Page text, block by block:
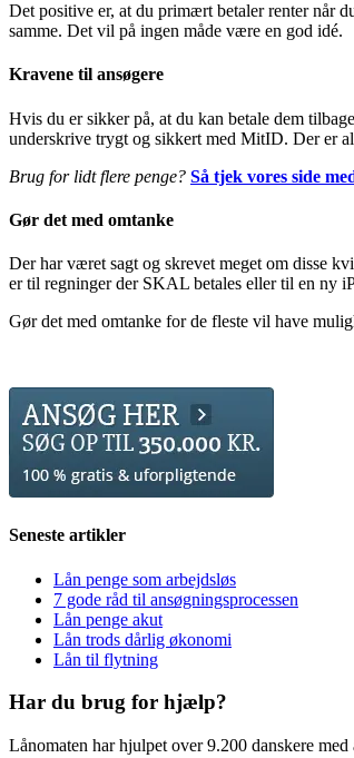
Det positive er, at du primært betaler renter når
samme. Det vil på ingen måde være en god idé.
Kravene til ansøgere
Hvis du er sikker på, at du kan betale dem
underskrive trygt og sikkert med MitID. Der er
Brug for lidt flere penge? Så tjek vores side
Gør det med omtanke
Der har været sagt og skrevet meget om disse
er til regninger der SKAL betales eller til en ny
Gør det med omtanke for de fleste vil have
Seneste artikler
Lån penge som arbejdsløs
7 gode råd til ansøgningsprocessen
Lån penge akut
Lån trods dårlig økonomi
Lån til flytning
Har du brug for hjælp?
Lånomaten har hjulpet over 9.200 danskere med